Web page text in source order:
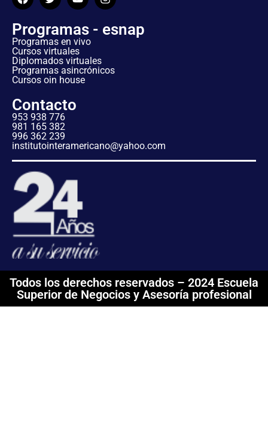
Programas - esnap
Programas en vivo
Cursos virtuales
Diplomados virtuales
Programas asincrónicos
Cursos oin house
Contacto
953 938 776
981 165 382
996 362 239
institutointeramericano@yahoo.com
Todos los derechos reservados – 2024 Escuela
Superior de Negocios y Asesoría profesional